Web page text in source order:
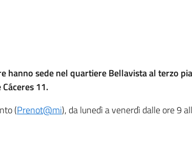
hanno sede nel quartiere Bellavista al terzo
11.
(Prenot@mi), da lunedì a venerdì dalle ore 9